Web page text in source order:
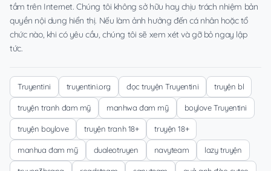
tầm trên Internet. Chúng tôi không sở hữu hay chịu trách nhiệm bản
quyền nội dung hiển thị. Nếu làm ảnh hưởng đến cá nhân hoặc tổ
chức nào, khi có yêu cầu, chúng tôi sẽ xem xét và gỡ bỏ ngay lập
tức.
Truyentini truyentini.org đọc truyện Truyentini truyện bl
truyện tranh đam mỹ manhwa đam mỹ boylove Truyentini
truyện boylove truyện tranh 18+ truyện 18+
manhua đam mỹ dualeotruyen navyteam lazy truyện